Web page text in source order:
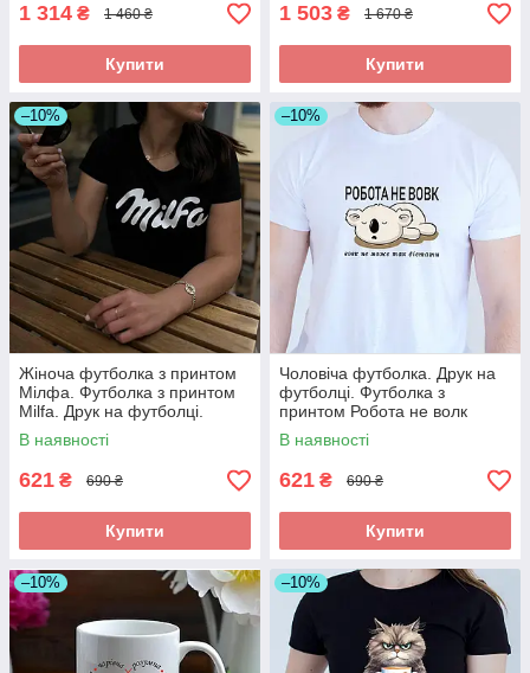
1 314 ₴ 1 460 ₴
Купити
1 503 ₴ 1 670 ₴
Купити
–10%
Жіноча футболка з принтом
Мілфа. Футболка з принтом
Milfa. Друк на футболці.
В наявності
621 ₴ 690 ₴
Купити
–10%
Чоловіча футболка. Друк на
футболці. Футболка з
принтом Робота не волк
В наявності
621 ₴ 690 ₴
Купити
–10% –10%